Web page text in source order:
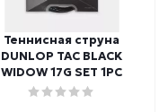
Теннисная струна
DUNLOP TAC BLACK
WIDOW 17G SET 1PC